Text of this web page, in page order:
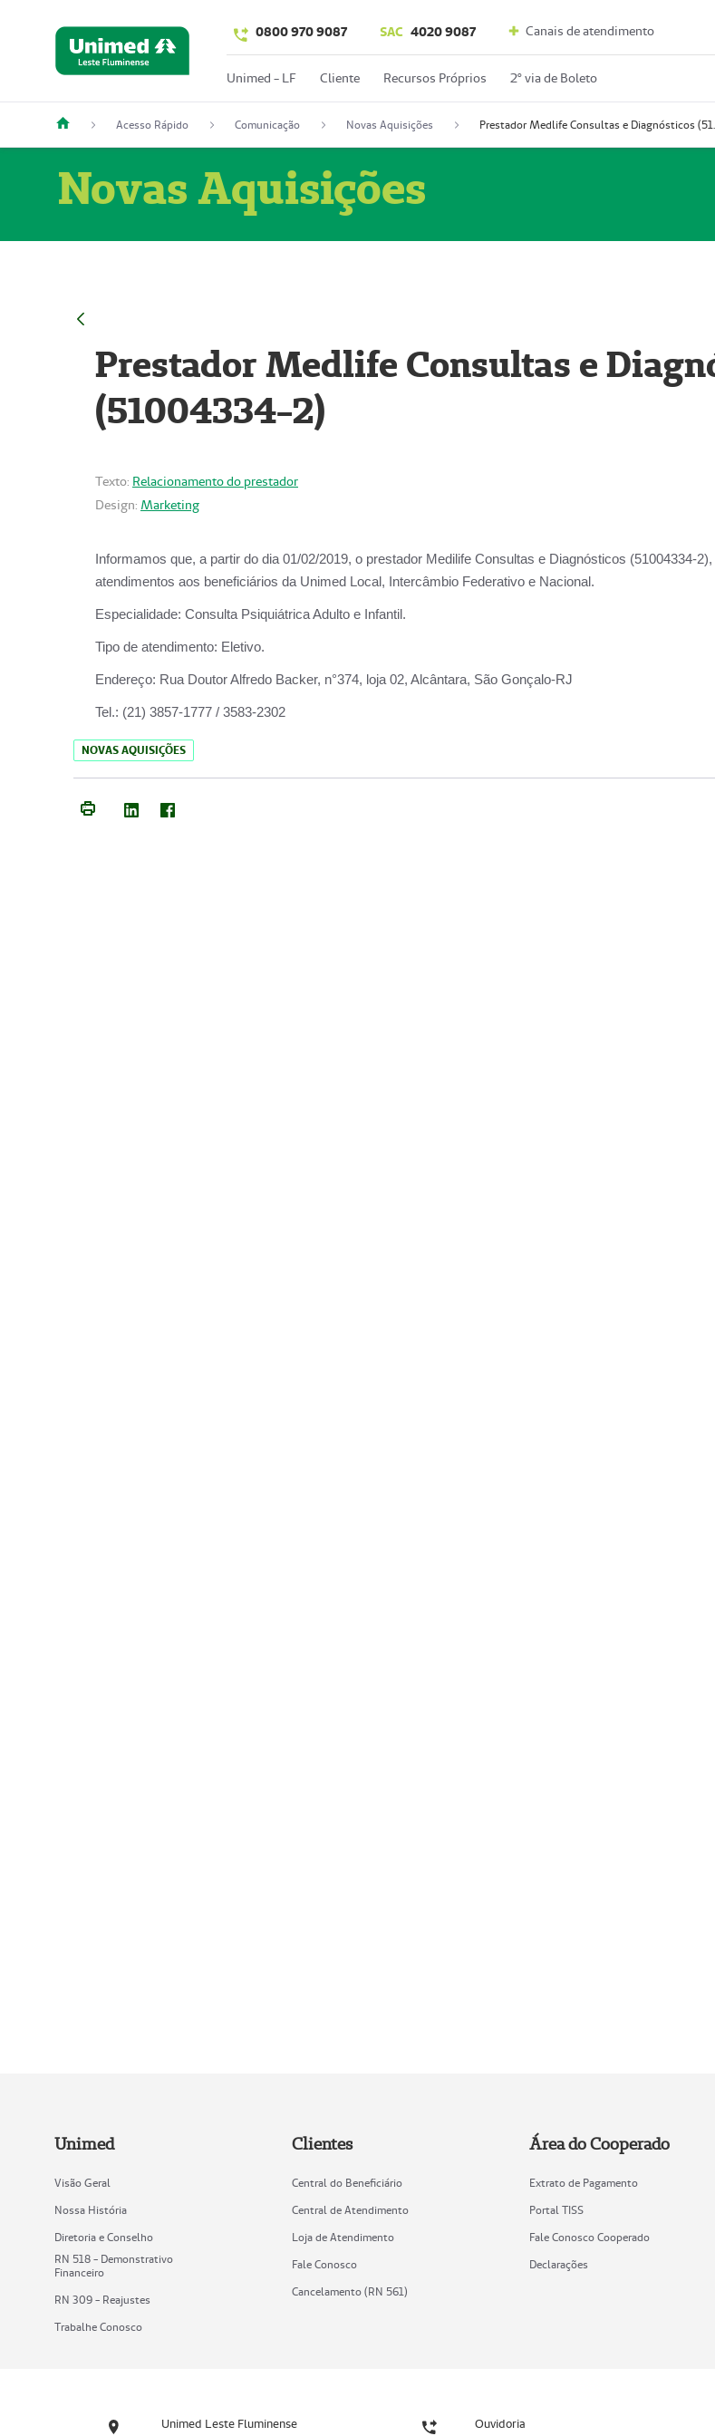
0800 970 9087 SAC 4020 9087 Canais de atendimento
Unimed - LF Cliente Recursos Próprios 2º via de Boleto
Acesso Rápido Comunicação Novas Aquisições Prestador
Novas Aquisições
Prestador Medlife Consultas e
(51004334-2)
Texto: Relacionamento do prestador
Design: Marketing
Informamos que, a partir do dia 01/02/2019, o prestador Medilife Consultas e Diagnósticos (51004334-
atendimentos aos beneficiários da Unimed Local, Intercâmbio Federativo e Nacional.
Especialidade: Consulta Psiquiátrica Adulto e Infantil.
Tipo de atendimento: Eletivo.
Endereço: Rua Doutor Alfredo Backer, n°374, loja 02, Alcântara, São Gonçalo-RJ
Tel.: (21) 3857-1777 / 3583-2302
NOVAS AQUISIÇÕES
Unimed
Visão Geral
Nossa História
Diretoria e Conselho
RN 518 - Demonstrativo
Financeiro
RN 309 - Reajustes
Trabalhe Conosco
Clientes
Central do Beneficiário
Central de Atendimento
Loja de Atendimento
Fale Conosco
Cancelamento (RN 561)
Área do Cooperado
Extrato de Pagamento
Portal TISS
Fale Conosco Cooperado
Declarações
Unimed Leste Fluminense Ouvidoria